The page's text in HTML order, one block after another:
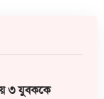
৩ যুবককে